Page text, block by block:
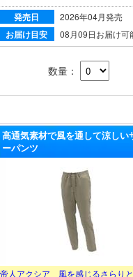
発売日 2026年04月発売
お届け目安 08月09日お届け可
数量：
高通気素材で風を通して涼しい
ーパンツ
帝人アクシア 風を感じるさらり